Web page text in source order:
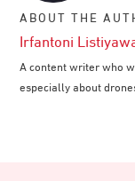
ABOUT THE
Irfantoni
A content writer who
especially about